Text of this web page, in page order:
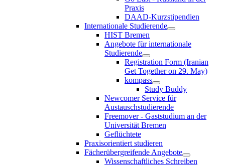
Praxis
DAAD-Kurzstipendien
Internationale Studierende
HIST Bremen
Angebote für internationale
Studierende
Registration Form (Iranian
Get Together on 29. May)
kompass
Study Buddy
Newcomer Service für
Austauschstudierende
Freemover - Gaststudium an der
Universität Bremen
Geflüchtete
Praxisorientiert studieren
Fächerübergreifende Angebote
Wissenschaftliches Schreiben